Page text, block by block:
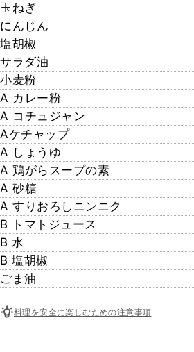
玉ねぎ
にんじん
塩胡椒
サラダ油
小麦粉
A カレー粉
A コチュジャン
Aケチャップ
A しょうゆ
A 鶏がらスープの素
A 砂糖
A すりおろしニンニク
B トマトジュース
B 水
B 塩胡椒
ごま油
料理を安全に楽しむための注意事項